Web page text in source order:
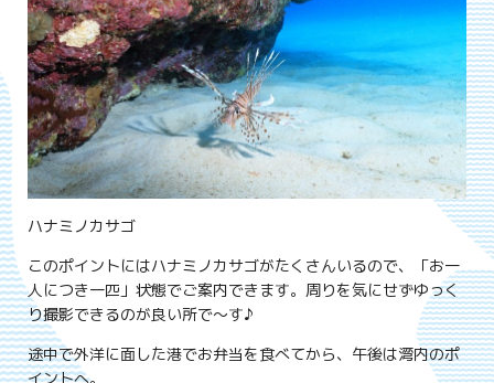
ハナミノカサゴ
このポイントにはハナミノカサゴがたくさんいるので、「お一
人につき一匹」状態でご案内できます。周りを気にせずゆっく
り撮影できるのが良い所で～す♪
途中で外洋に面した港でお弁当を食べてから、午後は湾内のポ
イントへ。